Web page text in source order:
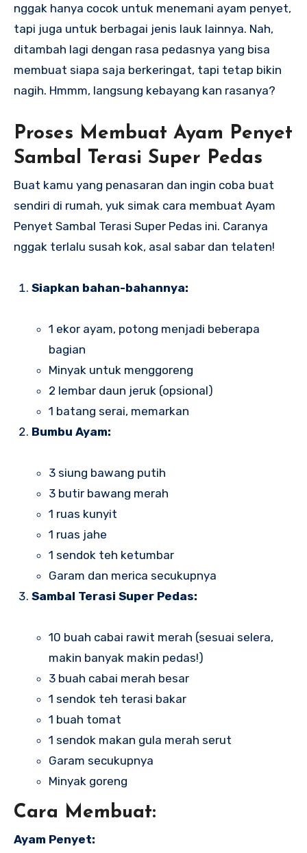
nggak hanya cocok untuk menemani ayam penyet,
tapi juga untuk berbagai jenis lauk lainnya. Nah,
ditambah lagi dengan rasa pedasnya yang bisa
membuat siapa saja berkeringat, tapi tetap bikin
nagih. Hmmm, langsung kebayang kan rasanya?
Proses Membuat Ayam Penyet
Sambal Terasi Super Pedas
Buat kamu yang penasaran dan ingin coba buat
sendiri di rumah, yuk simak cara membuat Ayam
Penyet Sambal Terasi Super Pedas ini. Caranya
nggak terlalu susah kok, asal sabar dan telaten!
Siapkan bahan-bahannya:
1 ekor ayam, potong menjadi beberapa
bagian
Minyak untuk menggoreng
2 lembar daun jeruk (opsional)
1 batang serai, memarkan
Bumbu Ayam:
3 siung bawang putih
3 butir bawang merah
1 ruas kunyit
1 ruas jahe
1 sendok teh ketumbar
Garam dan merica secukupnya
Sambal Terasi Super Pedas:
10 buah cabai rawit merah (sesuai selera,
makin banyak makin pedas!)
3 buah cabai merah besar
1 sendok teh terasi bakar
1 buah tomat
1 sendok makan gula merah serut
Garam secukupnya
Minyak goreng
Cara Membuat:
Ayam Penyet: